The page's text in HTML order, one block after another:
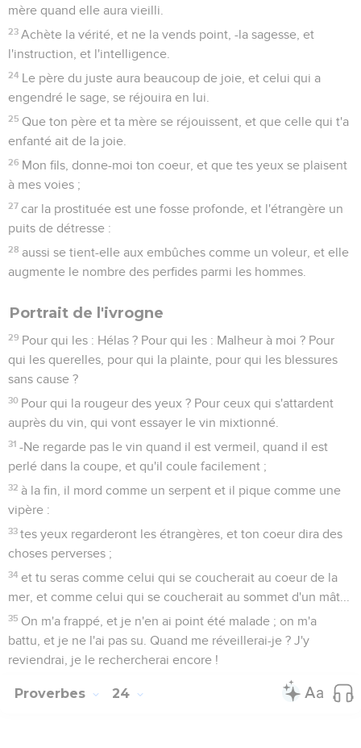
mère quand elle aura vieilli.
23 Achète la vérité, et ne la vends point, -la sagesse, et
l'instruction, et l'intelligence.
24 Le père du juste aura beaucoup de joie, et celui qui a
engendré le sage, se réjouira en lui.
25 Que ton père et ta mère se réjouissent, et que celle qui t'a
enfanté ait de la joie.
26 Mon fils, donne-moi ton coeur, et que tes yeux se plaisent
à mes voies ;
27 car la prostituée est une fosse profonde, et l'étrangère un
puits de détresse :
28 aussi se tient-elle aux embûches comme un voleur, et elle
augmente le nombre des perfides parmi les hommes.
Portrait de l'ivrogne
29 Pour qui les : Hélas ? Pour qui les : Malheur à moi ? Pour
qui les querelles, pour qui la plainte, pour qui les blessures
sans cause ?
30 Pour qui la rougeur des yeux ? Pour ceux qui s'attardent
auprès du vin, qui vont essayer le vin mixtionné.
31 -Ne regarde pas le vin quand il est vermeil, quand il est
perlé dans la coupe, et qu'il coule facilement ;
32 à la fin, il mord comme un serpent et il pique comme une
vipère :
33 tes yeux regarderont les étrangères, et ton coeur dira des
choses perverses ;
34 et tu seras comme celui qui se coucherait au coeur de la
mer, et comme celui qui se coucherait au sommet d'un mât...
35 On m'a frappé, et je n'en ai point été malade ; on m'a
battu, et je ne l'ai pas su. Quand me réveillerai-je ? J'y
reviendrai, je le rechercherai encore !
Proverbes 24